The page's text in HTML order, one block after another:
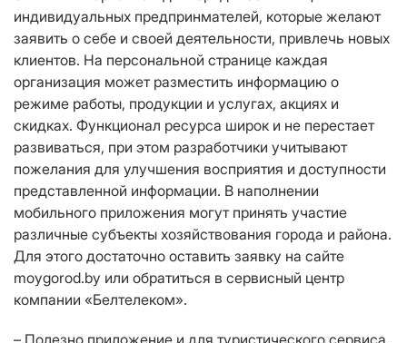
индивидуальных предпринмателей, которые желают
заявить о себе и своей деятельности, привлечь новых
клиентов. На персональной странице каждая
организация может разместить информацию о
режиме работы, продукции и услугах, акциях и
скидках. Функционал ресурса широк и не перестает
развиваться, при этом разработчики учитывают
пожелания для улучшения восприятия и доступности
представленной информации. В наполнении
мобильного приложения могут принять участие
различные субъекты хозяйствования города и района.
Для этого достаточно оставить заявку на сайте
moygorod.by или обратиться в сервисный центр
компании «Белтелеком».